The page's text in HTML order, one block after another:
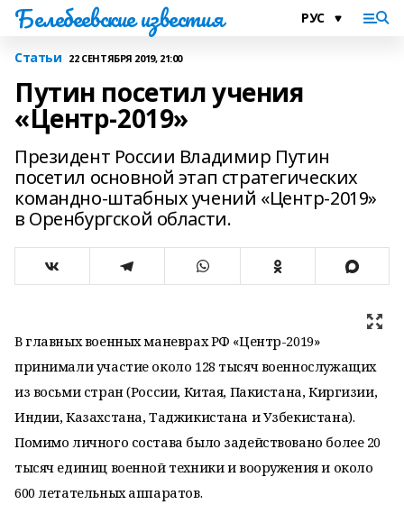
Белебеевские известия
Статьи 22 СЕНТЯБРЯ 2019, 21:00
Путин посетил учения
«Центр-2019»
Президент России Владимир Путин
посетил основной этап стратегических
командно-штабных учений «Центр-2019»
в Оренбургской области.
В главных военных маневрах РФ «Центр-2019»
принимали участие около 128 тысяч военнослужащих
из восьми стран (России, Китая, Пакистана, Киргизии,
Индии, Казахстана, Таджикистана и Узбекистана).
Помимо личного состава было задействовано более 20
тысяч единиц военной техники и вооружения и около
600 летательных аппаратов.